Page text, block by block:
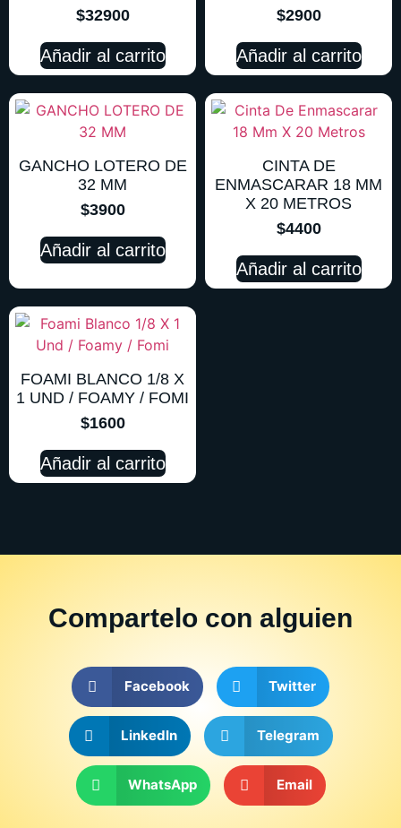
$32900
Añadir al carrito
$2900
Añadir al carrito
GANCHO LOTERO DE
32 MM
$3900
Añadir al carrito
CINTA DE
ENMASCARAR 18 MM
X 20 METROS
$4400
Añadir al carrito
FOAMI BLANCO 1/8 X
1 UND / FOAMY / FOMI
$1600
Añadir al carrito
Compartelo con alguien
Facebook Twitter
LinkedIn Telegram
WhatsApp Email